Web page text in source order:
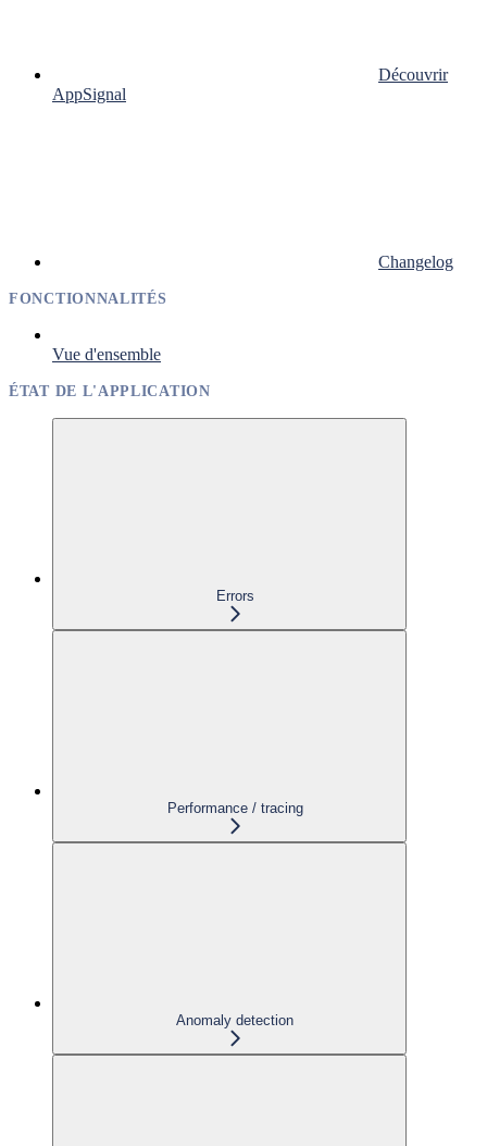
Découvrir
AppSignal
Changelog
FONCTIONNALITÉS
Vue d'ensemble
ÉTAT DE L'APPLICATION
Errors
Performance / tracing
Anomaly detection